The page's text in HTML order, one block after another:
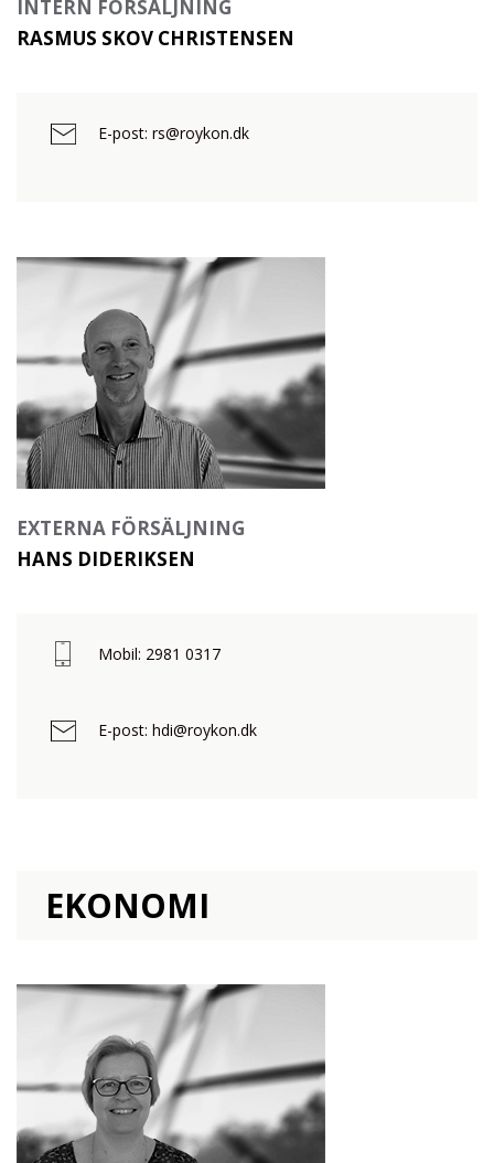
INTERN FÖRSÄLJNING
RASMUS SKOV CHRISTENSEN
E-post: rs@roykon.dk
EXTERNA FÖRSÄLJNING
HANS DIDERIKSEN
Mobil: 2981 0317
E-post: hdi@roykon.dk
EKONOMI